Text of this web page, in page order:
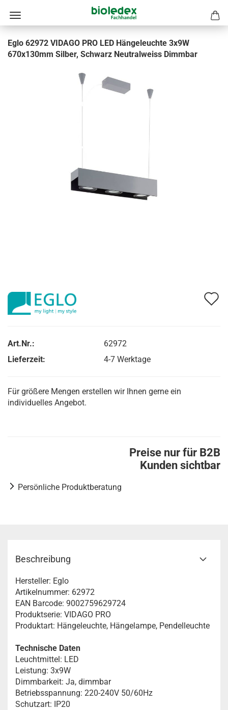
Eglo 62972 VIDAGO PRO LED Hängeleuchte 3x9W
670x130mm Silber, Schwarz Neutralweiss Dimmbar
Art.Nr.:
62972
Lieferzeit:
4-7 Werktage
Für größere Mengen erstellen wir Ihnen gerne ein
individuelles Angebot.
Preise nur für B2B
Kunden sichtbar
Persönliche Produktberatung
Beschreibung
Hersteller: Eglo
Artikelnummer: 62972
EAN Barcode: 9002759629724
Produktserie: VIDAGO PRO
Produktart: Hängeleuchte, Hängelampe, Pendelleuchte
Technische Daten
Leuchtmittel: LED
Leistung: 3x9W
Dimmbarkeit: Ja, dimmbar
Betriebsspannung: 220-240V 50/60Hz
Schutzart: IP20